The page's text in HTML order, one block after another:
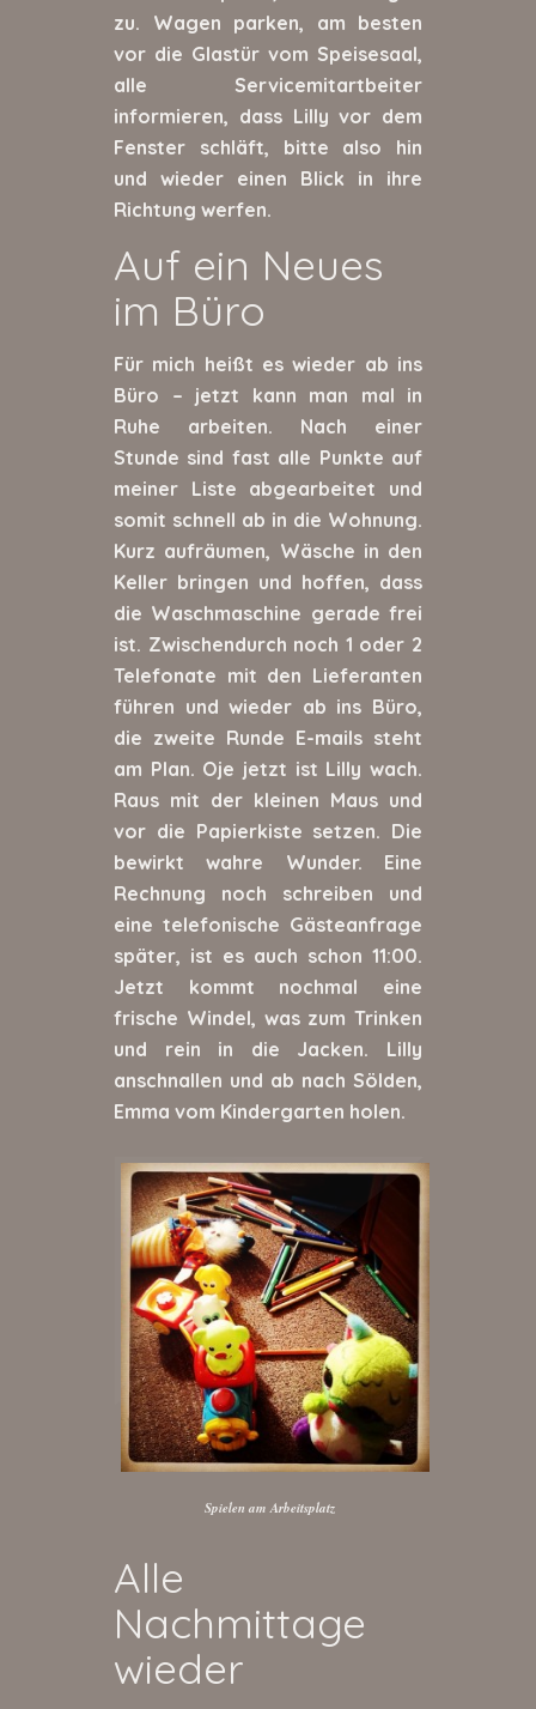
zu. Wagen parken, am besten
vor die Glastür vom Speisesaal,
alle Servicemitartbeiter
informieren, dass Lilly vor dem
Fenster schläft, bitte also hin
und wieder einen Blick in ihre
Richtung werfen.
Auf ein Neues
im Büro
Für mich heißt es wieder ab ins
Büro – jetzt kann man mal in
Ruhe arbeiten. Nach einer
Stunde sind fast alle Punkte auf
meiner Liste abgearbeitet und
somit schnell ab in die Wohnung.
Kurz aufräumen, Wäsche in den
Keller bringen und hoffen, dass
die Waschmaschine gerade frei
ist. Zwischendurch noch 1 oder 2
Telefonate mit den Lieferanten
führen und wieder ab ins Büro,
die zweite Runde E-mails steht
am Plan. Oje jetzt ist Lilly wach.
Raus mit der kleinen Maus und
vor die Papierkiste setzen. Die
bewirkt wahre Wunder. Eine
Rechnung noch schreiben und
eine telefonische Gästeanfrage
später, ist es auch schon 11:00.
Jetzt kommt nochmal eine
frische Windel, was zum Trinken
und rein in die Jacken. Lilly
anschnallen und ab nach Sölden,
Emma vom Kindergarten holen.
Spielen am Arbeitsplatz
Alle
Nachmittage
wieder